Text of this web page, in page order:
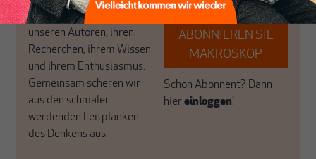
Dabei leben wir von
unseren Autoren, ihren
Recherchen, ihrem Wissen
und ihrem Enthusiasmus.
Gemeinsam scheren wir
aus den schmaler
werdenden Leitplanken
des Denkens aus.
ABONNIEREN SIE
MAKROSKOP
Schon Abonnent? Dann
hiereinloggen!